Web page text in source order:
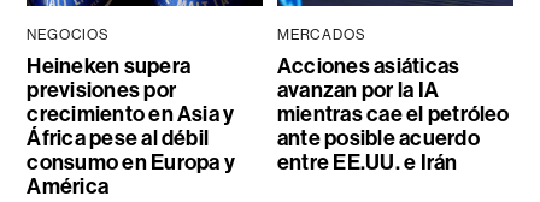
NEGOCIOS
Heineken supera
previsiones por
crecimiento en Asia y
África pese al débil
consumo en Europa y
América
MERCADOS
Acciones asiáticas
avanzan por la IA
mientras cae el petróleo
ante posible acuerdo
entre EE.UU. e Irán